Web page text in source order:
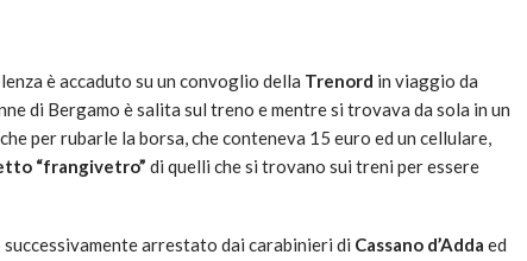
è accaduto su un convoglio della Trenord in viaggio da
di Bergamo è salita sul treno e mentre si trovava da sola in un
per rubarle la borsa, che conteneva 15 euro ed un cellulare,
“frangivetro” di quelli che si trovano sui treni per essere
successivamente arrestato dai carabinieri di Cassano d’Adda ed
quale
tuo prato
Davis: tennis mondiale e
passione per
l’automobilismo